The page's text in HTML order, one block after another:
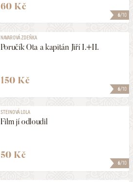
6/10
60 Kč
6/10
NAVAROVÁ ZDEŇKA
Poručík Ota a kapitán Jiří I.+II.
150 Kč
6/10
STEINOVÁ LOLA
Film jí odloudil
50 Kč